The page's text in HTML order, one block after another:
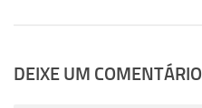
DEIXE UM COMENTÁRIO